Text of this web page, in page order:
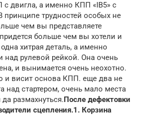
с двигла, а именно КПП «IB5» с
принципе трудностей особых не
чем вы представляете
больше чем вы хотели и
хитрая деталь, а именно
над рулевой рейкой. Она очень
и вынимается очень неохотно.
и висит основа КПП. еще два не
над стартером, очень мало места
размахнуться.После дефектовки
сцепления.1. Корзина